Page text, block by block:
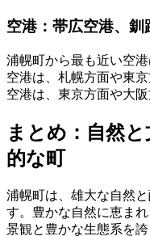
空港：帯広空港、釧
浦幌町から最も近い空
空港は、札幌方面や東
空港は、東京方面や大
まとめ：自然
的な町
浦幌町は、雄大な自然
す。豊かな自然に恵ま
景観と豊かな生態系を